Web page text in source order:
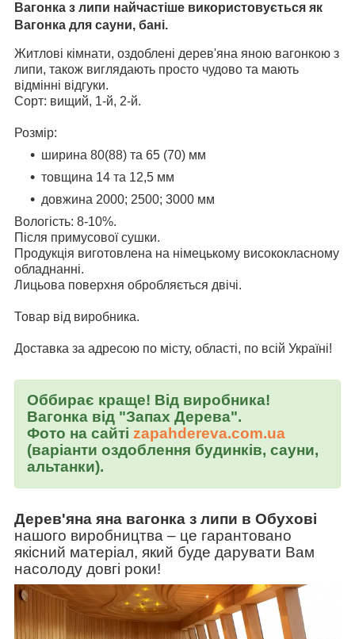
Вагонка з липи найчастіше використовується як
Вагонка для сауни, бані.
Житлові кімнати, оздоблені дерев'яна яною вагонкою з
липи, також виглядають просто чудово та мають
відмінні відгуки.
Сорт: вищий, 1-й, 2-й.
Розмір:
ширина 80(88) та 65 (70) мм
товщина 14 та 12,5 мм
довжина 2000; 2500; 3000 мм
Вологість: 8-10%.
Після примусової сушки.
Продукція виготовлена на німецькому висококласному
обладнанні.
Лицьова поверхня обробляється двічі.
Товар від виробника.
Доставка за адресою по місту, області, по всій Україні!
Оббирає краще! Від виробника!
Вагонка від "Запах Дерева".
Фото на сайті zapahdereva.com.ua
(варіанти оздоблення будинків, сауни,
альтанки).
Дерев'яна яна вагонка з липи в Обухові
нашого виробництва – це гарантовано
якісний матеріал, який буде дарувати Вам
насолоду довгі роки!